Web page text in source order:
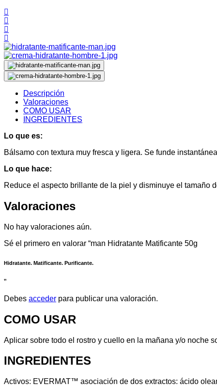
Descripción
Valoraciones
COMO USAR
INGREDIENTES
Lo que es:
Bálsamo con textura muy fresca y ligera. Se funde
Lo que hace:
Reduce el aspecto brillante de la piel y disminuye el tamaño
Valoraciones
No hay valoraciones aún.
Sé el primero en valorar “man Hidratante Matificante 50g
Hidratante. Matificante. Purificante.
”
Debes acceder para publicar una valoración.
COMO USAR
Aplicar sobre todo el rostro y cuello en la mañana y/o noche
INGREDIENTES
Activos: EVERMAT™ asociación de dos extractos: ácido